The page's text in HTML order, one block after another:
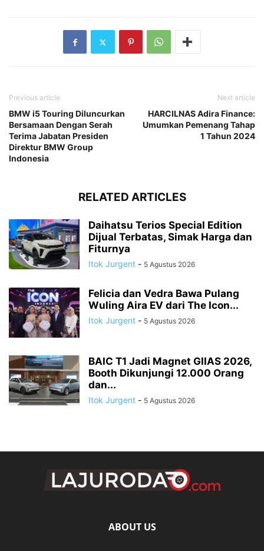
Previous article
BMW i5 Touring Diluncurkan
Bersamaan Dengan Serah
Terima Jabatan Presiden
Direktur BMW Group
Indonesia
Next article
HARCILNAS Adira Finance:
Umumkan Pemenang Tahap
1 Tahun 2024
RELATED ARTICLES
Daihatsu Terios Special Edition
Dijual Terbatas, Simak Harga dan
Fiturnya
Itok Jurgent - 5 Agustus 2026
Felicia dan Vedra Bawa Pulang
Wuling Aira EV dari The Icon...
Itok Jurgent - 5 Agustus 2026
BAIC T1 Jadi Magnet GIIAS 2026,
Booth Dikunjungi 12.000 Orang
dan...
Itok Jurgent - 5 Agustus 2026
ABOUT US